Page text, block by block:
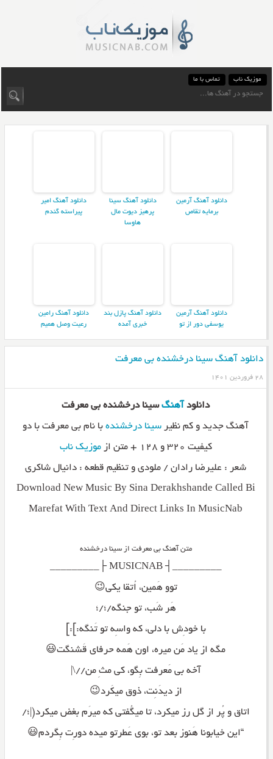
موزیک ناب تماس با ما
دانلود آهنگ آرمین
برمایه تقاص
دانلود آهنگ سینا
پرهیز دیوت مال
هاوسا
دانلود آهنگ امیر
پیراسته گندم
دانلود آهنگ آرمین
یوسفی دور از تو
دانلود آهنگ پازل بند
خبری آمده
دانلود آهنگ رامین
رعیت وصل همیم
دانلود آهنگ سینا درخشنده بی معرفت
۲۸ فروردین ۱۴۰۱
دانلود آهنگسینا درخشنده بی معرفت
آهنگ جدید و کم نظیر سینا درخشندهبا نام بی معرفت با دو
کیفیت ۳۲۰ و ۱۲۸ + متن از
موزیک ناب
شعر : علیرضا رادان / ملودی و تنظیم قطعه : دانیال شاکری
Download New Music By Sina Derakhshande Called Bi
Marefat With Text And Direct Links In MusicNab
متن آهنگ بی معرفت از سینا درخشنده
_________┤ MUSICNAB ├_________
توو هَمین، اُتقا یکی😉
هَر شَب، تو جنگه/؛/؛
با خودِش با دلی، که واسِه تو تَنگه:]:]
مگه از یاد مَن میره، اون هَمه حرفای قَشنگت😃
آخه بی مَعرفت بِگو، کی مثِ من//\|
از دیدَنِت، ذوق میکَرد😉
اتاق و پُر از گل رز میکرد، تا میگُفتی که میرَم بغض میکرد(|؛/
“این خیابونا هَنوز بعد تو، بوی عَطرتو میده دورِت بِگردم😃